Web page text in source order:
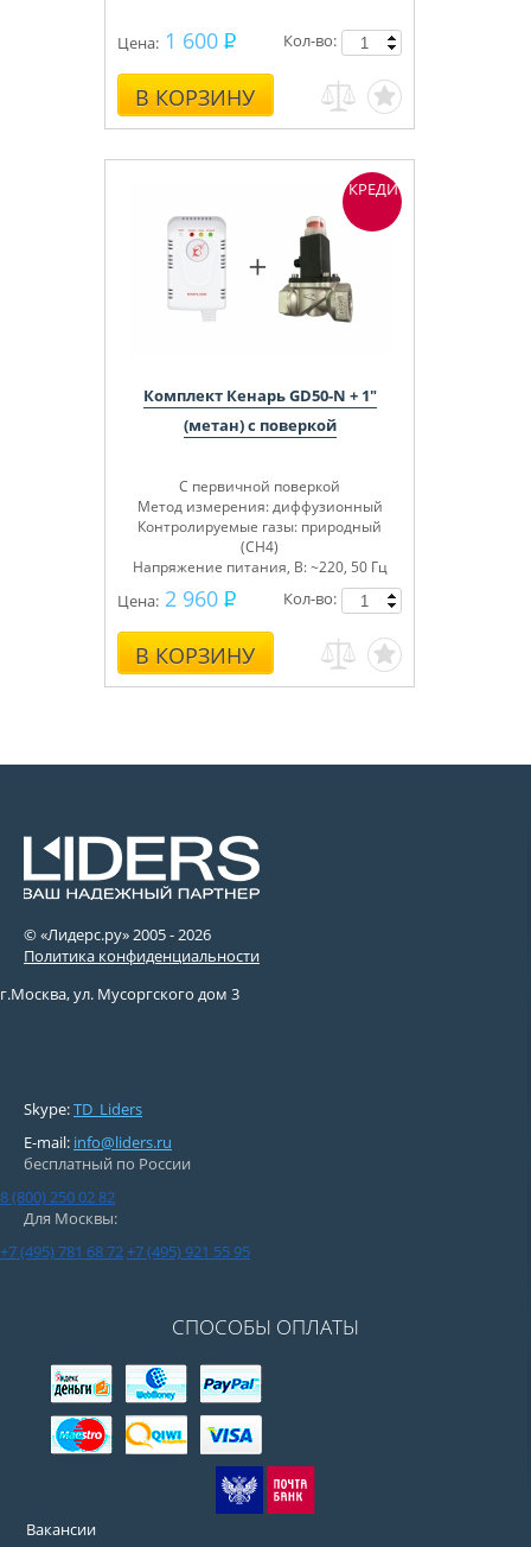
Цена: 1 600
В КОРЗИНУ
Кол-во:
Комплект Кенарь GD50-N + 1"
(метан) с поверкой
С первичной поверкой
Метод измерения: диффузионный
Контролируемые газы: природный
(СН4)
Напряжение питания, В: ~220, 50 Гц
Цена: 2 960
В КОРЗИНУ
Кол-во:
КРЕДИТ
© «Лидерс.ру» 2005 -2026
Политика конфиденциальности
г.Москва, ул. Мусоргского дом 3
Skype:TD_Liders
E-mail: info@liders.ru
бесплатный по России
8 (800) 250 02 82
Для Москвы:
+7 (495) 781 68 72+7 (495) 921 55 95
СПОСОБЫ ОПЛАТЫ
Вакансии